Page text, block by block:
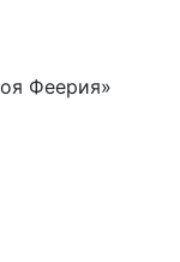
Феерия»